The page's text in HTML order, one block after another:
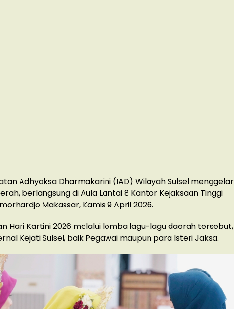
Adhyaksa Dharmakarini (IAD) Wilayah Sulsel menggelar
berlangsung di Aula Lantai 8 Kantor Kejaksaan Tinggi
Makassar, Kamis 9 April 2026.
Hari Kartini 2026 melalui lomba lagu-lagu daerah tersebut,
Kejati Sulsel, baik Pegawai maupun para Isteri Jaksa.